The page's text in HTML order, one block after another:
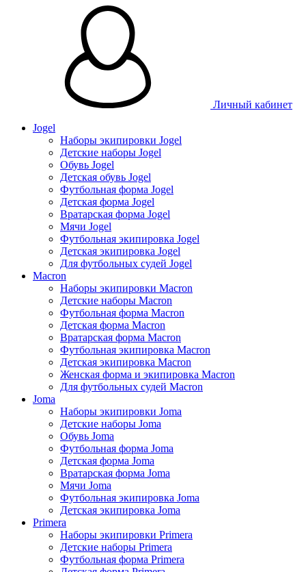
Личный кабинет
Jogel
Наборы экипировки Jogel
Детские наборы Jogel
Обувь Jogel
Детская обувь Jogel
Футбольная форма Jogel
Детская форма Jogel
Вратарская форма Jogel
Мячи Jogel
Футбольная экипировка Jogel
Детская экипировка Jogel
Для футбольных судей Jogel
Macron
Наборы экипировки Macron
Детские наборы Macron
Футбольная форма Macron
Детская форма Macron
Вратарская форма Macron
Футбольная экипировка Macron
Детская экипировка Macron
Женская форма и экипировка Macron
Для футбольных судей Macron
Joma
Наборы экипировки Joma
Детские наборы Joma
Обувь Joma
Футбольная форма Joma
Детская форма Joma
Вратарская форма Joma
Мячи Joma
Футбольная экипировка Joma
Детская экипировка Joma
Primera
Наборы экипировки Primera
Детские наборы Primera
Футбольная форма Primera